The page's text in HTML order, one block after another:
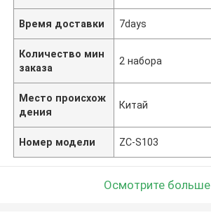
Время доставки 7days
Количество мин
заказа
2 набора
Место происхож
дения
Китай
Номер модели ZC-S103
Осмотрите больше